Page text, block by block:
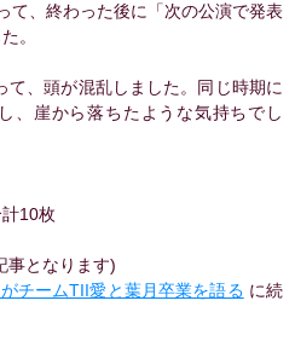
、終わった後に「次の公演で発表
。
、頭が混乱しました。同じ時期に
、崖から落ちたような気持ちでし
10枚
事となります)
チームTII愛と葉月卒業を語る に続